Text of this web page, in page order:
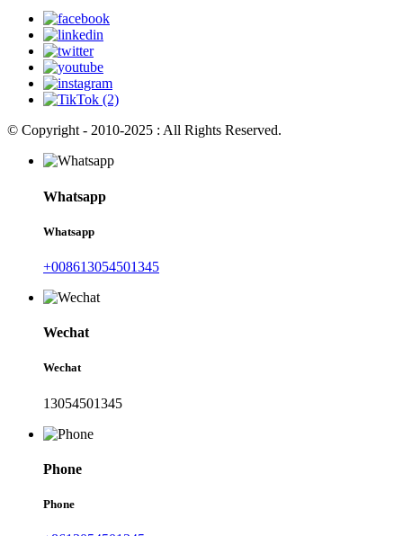
© Copyright - 2010-2025 : All Rights Reserved.
Whatsapp
Whatsapp
+008613054501345
Wechat
Wechat
13054501345
Phone
Phone